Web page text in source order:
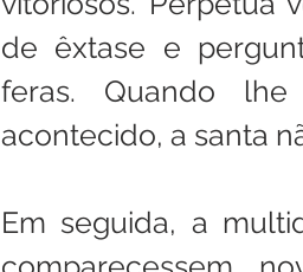
de êxtase e
feras. Quando
acontecido, a santa
Em seguida, a